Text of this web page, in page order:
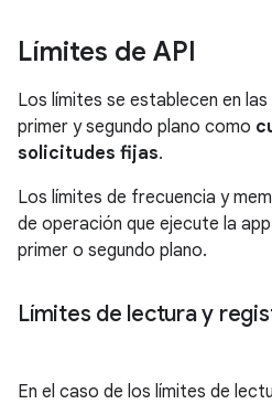
Límites de API
Los límites se establecen en
primer y segundo plano como
solicitudes fijas.
Los límites de frecuencia y
de operación que ejecute la
primer o segundo plano.
Límites de lectura y
En el caso de los límites de